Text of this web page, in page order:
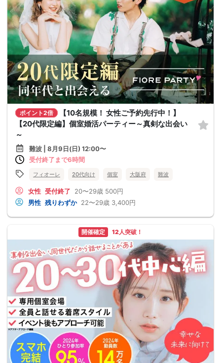
ポイント2倍
【10名規模！ 女性ご予約先行中！】
【20代限定編】個室婚活パーティー～真剣な出会い
～
難波 | 8月9日(日) 12:00〜
受付終了まで6時間
フィオーレ 20代向け 個室 大阪府 難波
女性 受付終了 20〜29歳 500円
男性 残りわずか 22〜29歳 3,400円
開催確定 12人突破！